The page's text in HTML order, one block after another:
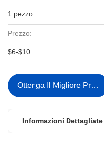
1 pezzo
Prezzo:
$6-$10
Ottenga Il Migliore Prezzo
Informazioni Dettagliate